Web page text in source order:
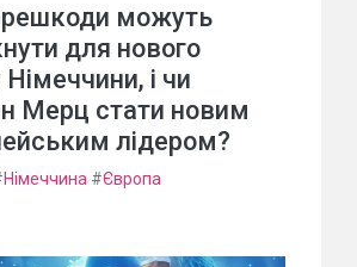
можуть
для нового
і чи
Мерц стати новим
лідером?
Німеччина #Європа